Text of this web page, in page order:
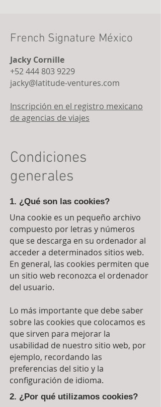
French Signature México
Jacky Cornille
+52 444 803 9229
jacky@latitude-ventures.com
Inscripción en el registro mexicano
de agencias de viajes
Condiciones
generales
1. ¿Qué son las cookies?
Una cookie es un pequeño archivo
compuesto por letras y números
que se descarga en su ordenador al
acceder a determinados sitios web.
En general, las cookies permiten que
un sitio web reconozca el ordenador
del usuario.
Lo más importante que debe saber
sobre las cookies que colocamos es
que sirven para mejorar la
usabilidad de nuestro sitio web, por
ejemplo, recordando las
preferencias del sitio y la
configuración de idioma.
2. ¿Por qué utilizamos cookies?